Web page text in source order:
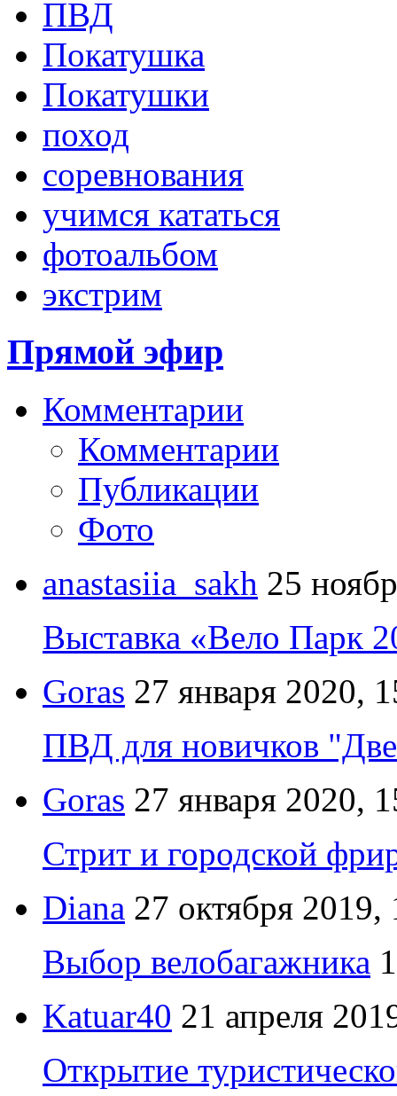
ПВД
Покатушка
Покатушки
поход
соревнования
учимся кататься
фотоальбом
экстрим
Прямой эфир
Комментарии
Комментарии
Публикации
Фото
anastasiia_sakh 25
Выставка «Вело Парк
Goras 27 января 2020,
ПВД для новичков
Goras 27 января 2020,
Стрит и городской
Diana 27 октября 2019,
Выбор велобагажника
Katuar40 21 апреля
Открытие